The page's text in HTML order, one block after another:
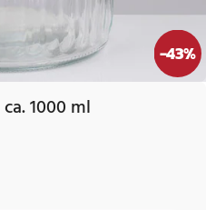
-43%
1000 ml